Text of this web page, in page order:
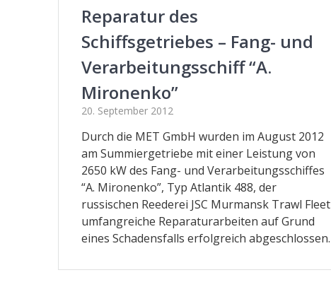
Reparatur des
Schiffsgetriebes – Fang- und
Verarbeitungsschiff “A.
Mironenko”
20. September 2012
Durch die MET GmbH wurden im August 2012
am Summiergetriebe mit einer Leistung von
2650 kW des Fang- und Verarbeitungsschiffes
“A. Mironenko”, Typ Atlantik 488, der
russischen Reederei JSC Murmansk Trawl Fleet
umfangreiche Reparaturarbeiten auf Grund
eines Schadensfalls erfolgreich abgeschlossen.